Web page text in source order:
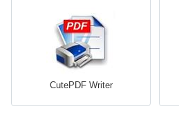
CutePDF Writer